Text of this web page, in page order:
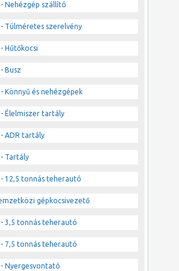
- Nehézgép szállító
- Túlméretes szerelvény
- Hűtőkocsi
- Busz
- Könnyű és nehézgépek
- Élelmiszer tartály
- ADR tartály
- Tartály
- 12,5 tonnás teherautó
gépkocsivezető
- 3,5 tonnás teherautó
- 7,5 tonnás teherautó
- Nyergesvontató